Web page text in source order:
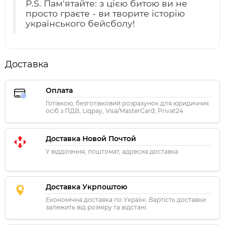
P.S. Пам'ятайте: з цією битою ви не
просто граєте - ви творите історію
українського бейсболу!
Доставка
Оплата
Готівкою, безготівковий розрахунок для юридичних
осіб з ПДВ, Liqpay, Visa/MasterCard, Privat24
Доставка Новой Почтой
У відділення, поштомат, адресна доставка
Доставка Укрпоштою
Економічна доставка по Україні. Вартість доставки
залежить від розміру та відстані.